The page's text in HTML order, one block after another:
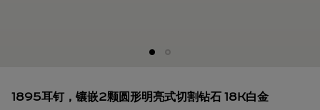
1895耳钉，镶嵌2颗圆形明亮式切割钻石 18K白金